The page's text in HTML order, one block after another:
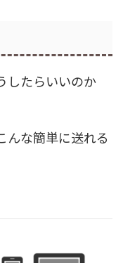
したらいいのか
んな簡単に送れる